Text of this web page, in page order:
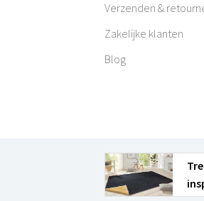
Verzenden &
Zakelijke klanten
Blog